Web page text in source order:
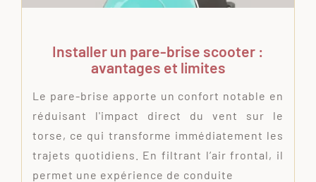
Installer un pare-brise scooter :
avantages et limites
Le pare-brise apporte un confort notable en
réduisant l'impact direct du vent sur le
torse, ce qui transforme immédiatement les
trajets quotidiens. En filtrant l’air frontal, il
permet une expérience de conduite